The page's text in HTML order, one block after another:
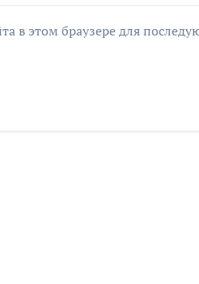
в этом браузере для